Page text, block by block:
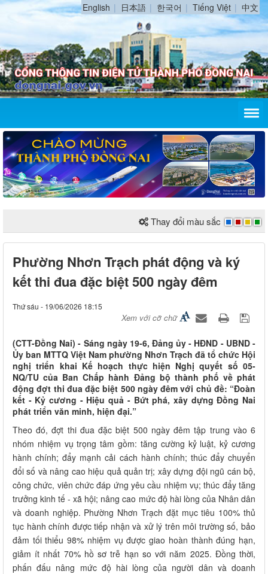
English 日本語 한국어 Tiếng Việt 中文
Thay đổi màu sắc
Phường Nhơn Trạch phát động và ký
kết thi đua đặc biệt 500 ngày đêm
Thứ sáu - 19/06/2026 18:15
Xem với cỡ chữ
(CTT-Đồng Nai) - Sáng ngày 19-6, Đảng ủy - HĐND - UBND -
Ủy ban MTTQ Việt Nam phường Nhơn Trạch đã tổ chức Hội
nghị triển khai Kế hoạch thực hiện Nghị quyết số 05-
NQ/TU của Ban Chấp hành Đảng bộ thành phố về phát
động đợt thi đua đặc biệt 500 ngày đêm với chủ đề: “Đoàn
kết - Kỷ cương - Hiệu quả - Bứt phá, xây dựng Đồng Nai
phát triển văn minh, hiện đại.”
Theo đó, đợt thi đua đặc biệt 500 ngày đêm tập trung vào 6
nhóm nhiệm vụ trọng tâm gồm: tăng cường kỷ luật, kỷ cương
hành chính; đẩy mạnh cải cách hành chính; thúc đẩy chuyển
đổi số và nâng cao hiệu quả quản trị; xây dựng đội ngũ cán bộ,
công chức, viên chức đáp ứng yêu cầu nhiệm vụ; thúc đẩy tăng
trưởng kinh tế - xã hội; nâng cao mức độ hài lòng của Nhân dân
và doanh nghiệp. Phường Nhơn Trạch đặt mục tiêu 100% thủ
tục hành chính được tiếp nhận và xử lý trên môi trường số, bảo
đảm tối thiểu 98% nhiệm vụ được giao hoàn thành đúng hạn,
giảm ít nhất 70% hồ sơ trễ hạn so với năm 2025. Đồng thời,
phấn đấu nâng mức độ hài lòng của người dân và doanh